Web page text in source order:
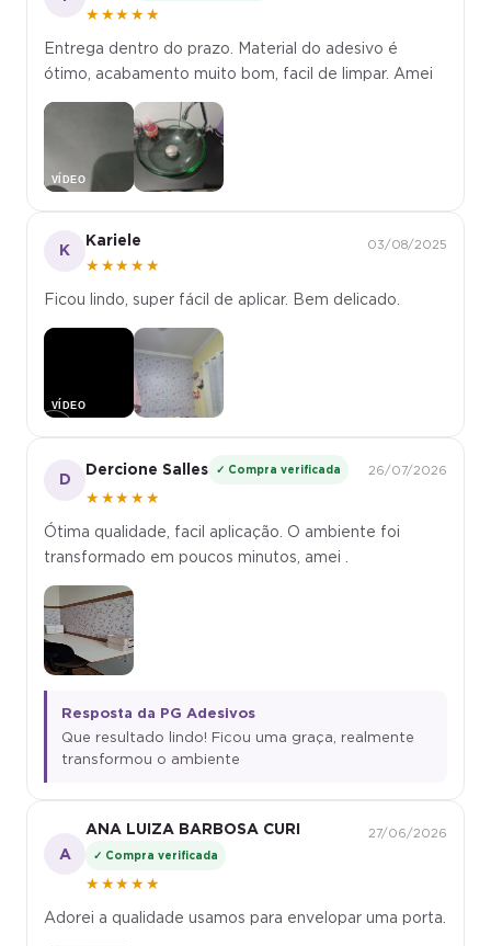
★★★★★
Entrega dentro do prazo. Material do adesivo é
ótimo, acabamento muito bom, facil de limpar. Amei
▶
K
Kariele
★★★★★
03/08/2025
Ficou lindo, super fácil de aplicar. Bem delicado.
▶
D
Dercione Salles ✓ Compra verificada
★★★★★
26/07/2026
Ótima qualidade, facil aplicação. O ambiente foi
transformado em poucos minutos, amei .
Resposta da PG Adesivos
Que resultado lindo! Ficou uma graça, realmente
transformou o ambiente
A
ANA LUIZA BARBOSA CURI
✓ Compra verificada
★★★★★
27/06/2026
Adorei a qualidade usamos para envelopar uma porta.